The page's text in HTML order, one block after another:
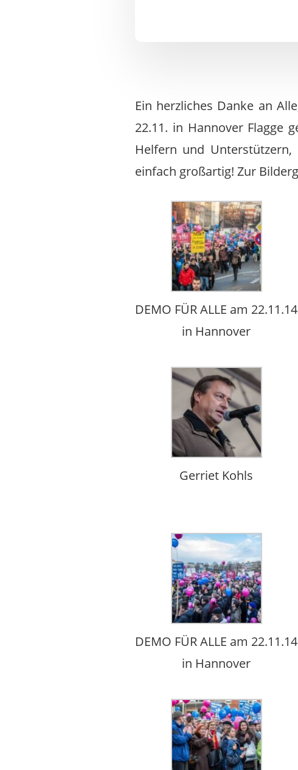
Ein herzliches Danke an
22.11. in Hannover Flagge
Helfern und
einfach großartig! Zur
DEMO FÜR ALLE am 22.11.14
in Hannover
Gerriet Kohls
DEMO FÜR ALLE am 22.11.14
in Hannover